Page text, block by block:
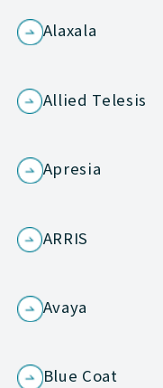
Alaxala
Allied Telesis
Apresia
ARRIS
Avaya
Blue Coat